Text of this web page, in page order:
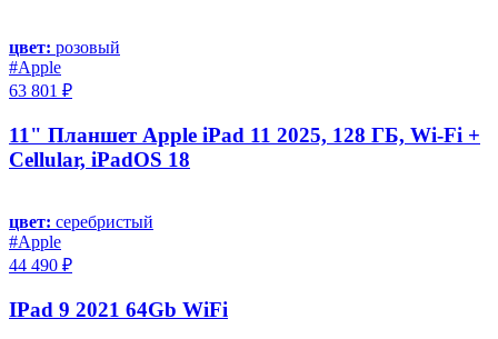
цвет: розовый
#Apple
63 801 ₽
11" Планшет Apple iPad 11 2025, 128 ГБ, Wi-Fi +
Cellular, iPadOS 18
цвет: серебристый
#Apple
44 490 ₽
IPad 9 2021 64Gb WiFi